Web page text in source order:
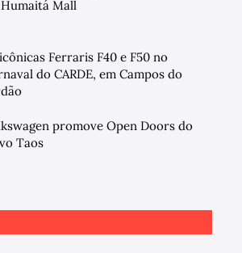
Mall
Ferraris F40 e F50 no
do CARDE, em Campos do
promove Open Doors do
Taos